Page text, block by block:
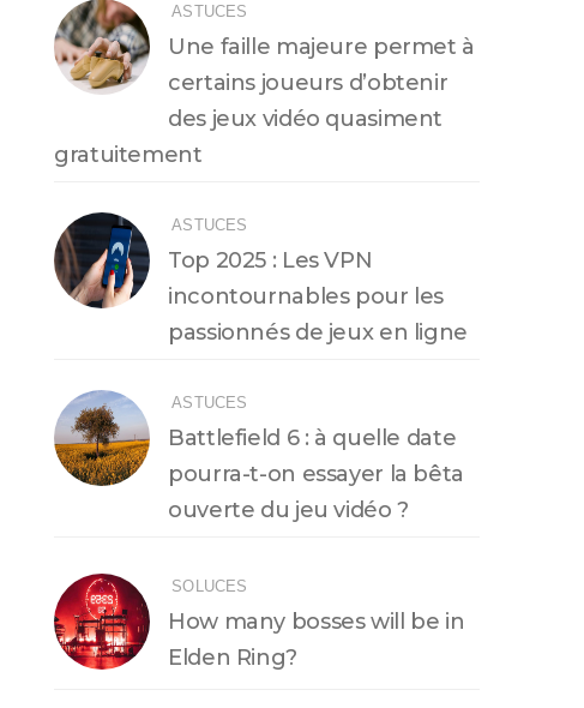
ASTUCES
Une faille majeure permet à
certains joueurs d’obtenir
des jeux vidéo quasiment
gratuitement
ASTUCES
Top 2025 : Les VPN
incontournables pour les
passionnés de jeux en ligne
ASTUCES
Battlefield 6 : à quelle date
pourra-t-on essayer la bêta
ouverte du jeu vidéo ?
SOLUCES
How many bosses will be in
Elden Ring?